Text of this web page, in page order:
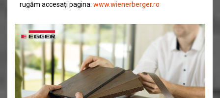
rugăm accesați pagina: www.wienerberger.ro